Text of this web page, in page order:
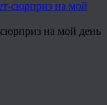
на мой день